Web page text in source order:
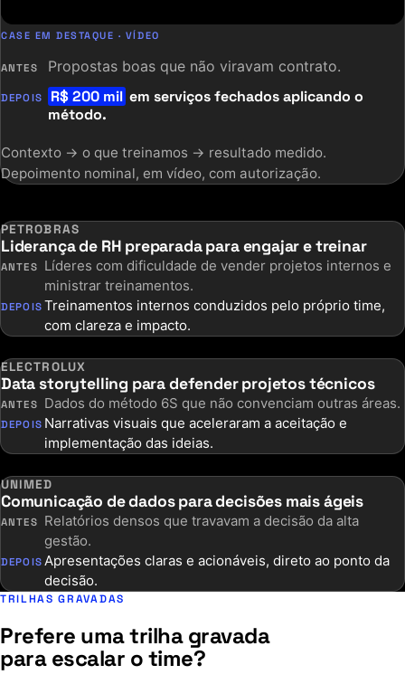
CASE EM DESTAQUE · VÍDEO
ANTES Propostas boas que não viravam contrato.
DEPOIS R$ 200 mil em serviços fechados aplicando o
método.
Contexto → o que treinamos → resultado medido.
Depoimento nominal, em vídeo, com autorização.
PETROBRAS
Liderança de RH preparada para engajar e treinar
ANTES
Líderes com dificuldade de vender projetos internos e
ministrar treinamentos.
DEPOIS Treinamentos internos conduzidos pelo próprio time,
com clareza e impacto.
ELECTROLUX
Data storytelling para defender projetos técnicos
ANTES Dados do método 6S que não convenciam outras áreas.
DEPOIS Narrativas visuais que aceleraram a aceitação e
implementação das ideias.
UNIMED
Comunicação de dados para decisões mais ágeis
ANTES
Relatórios densos que travavam a decisão da alta
gestão.
DEPOIS Apresentações claras e acionáveis, direto ao ponto da
decisão.
TRILHAS GRAVADAS
Prefere uma trilha gravada
para escalar o time?